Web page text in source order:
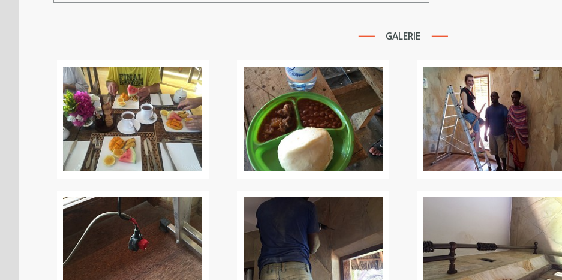
GALERIE